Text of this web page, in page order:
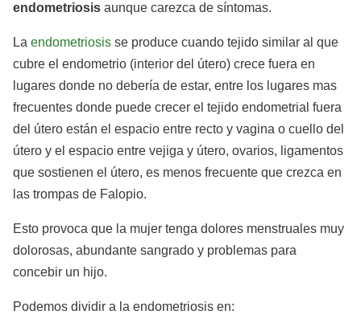
endometriosis aunque carezca de síntomas.
La endometriosis se produce cuando tejido similar al que
cubre el endometrio (interior del útero) crece fuera en
lugares donde no debería de estar, entre los lugares mas
frecuentes donde puede crecer el tejido endometrial fuera
del útero están el espacio entre recto y vagina o cuello del
útero y el espacio entre vejiga y útero, ovarios, ligamentos
que sostienen el útero, es menos frecuente que crezca en
las trompas de Falopio.
Esto provoca que la mujer tenga dolores menstruales muy
dolorosas, abundante sangrado y problemas para
concebir un hijo.
Podemos dividir a la endometriosis en: